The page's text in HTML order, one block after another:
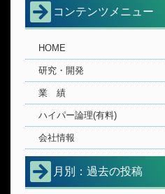
コンテンツメニュー
HOME
研究・開発
業 績
ハイパー論理(有料)
会社情報
月別：過去の投稿